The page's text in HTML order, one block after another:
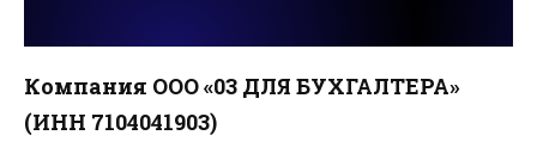
Компания ООО «03 ДЛЯ БУХГАЛТЕРА»
(ИНН 7104041903)